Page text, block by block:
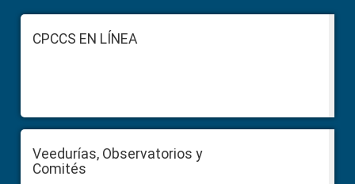
FooterCPCCS EN LÍNEA
Veedurías, Observatorios y
Comités